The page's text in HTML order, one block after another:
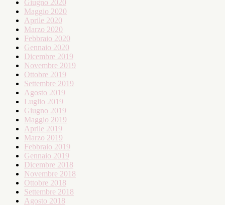
Giugno 2020
Maggio 2020
Aprile 2020
Marzo 2020
Febbraio 2020
Gennaio 2020
Dicembre 2019
Novembre 2019
Ottobre 2019
Settembre 2019
Agosto 2019
Luglio 2019
Giugno 2019
Maggio 2019
Aprile 2019
Marzo 2019
Febbraio 2019
Gennaio 2019
Dicembre 2018
Novembre 2018
Ottobre 2018
Settembre 2018
Agosto 2018